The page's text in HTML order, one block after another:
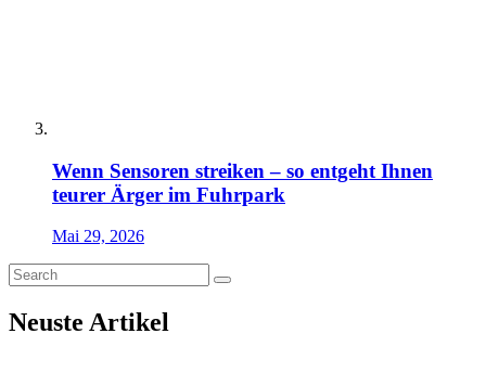
Wenn Sensoren streiken – so entgeht Ihnen
teurer Ärger im Fuhrpark
Mai 29, 2026
Neuste Artikel